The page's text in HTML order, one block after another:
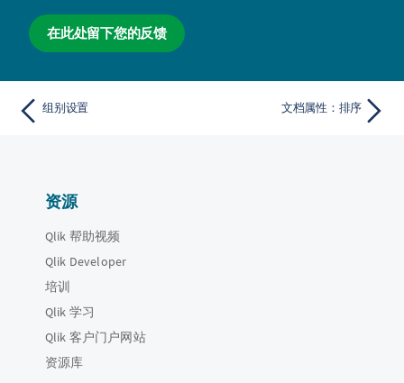
在此处留下您的反馈
组别设置 文档属性：排序
资源
Qlik 帮助视频
Qlik Developer
培训
Qlik 学习
Qlik 客户门户网站
资源库